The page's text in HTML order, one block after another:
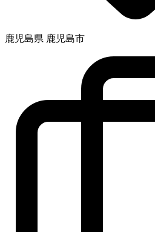
鹿児島県 鹿児島市